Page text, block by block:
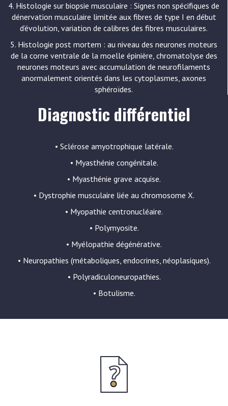
4. Histologie sur biopsie musculaire : Signes non spécifiques de
dénervation musculaire limitée aux fibres de type I en début
d’évolution, variation de calibres des fibres musculaires.
5. Histologie post mortem : au niveau des neurones moteurs
de la corne ventrale de la moelle épinière, chromatolyse des
neurones moteurs avec accumulation de neurofilaments
anormalement orientés dans les cytoplasmes, axones
sphéroïdes.
Diagnostic différentiel
• Sclérose amyotrophique latérale.
• Myasthénie congénitale.
• Myasthénie grave acquise.
• Dystrophie musculaire liée au chromosome X.
• Myopathie centronucléaire.
• Polymyosite.
• Myélopathie dégénérative.
• Neuropathies (métaboliques, endocrines, néoplasiques).
• Polyradiculoneuropathies.
• Botulisme.